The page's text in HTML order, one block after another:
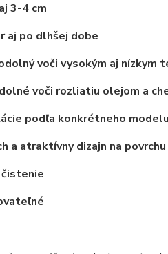
3-4 cm
aj po dlhšej dobe
voči vysokým aj nízkym
voči rozliatiu olejom a
podľa konkrétneho
a atraktívny dizajn na